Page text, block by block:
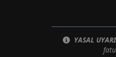
YASAL